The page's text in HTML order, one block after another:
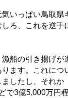
いっぱい鳥取県
ろ、これを逆手
船の引き揚げが
ます。これにつ
したし、それか
で3億5,000万円程